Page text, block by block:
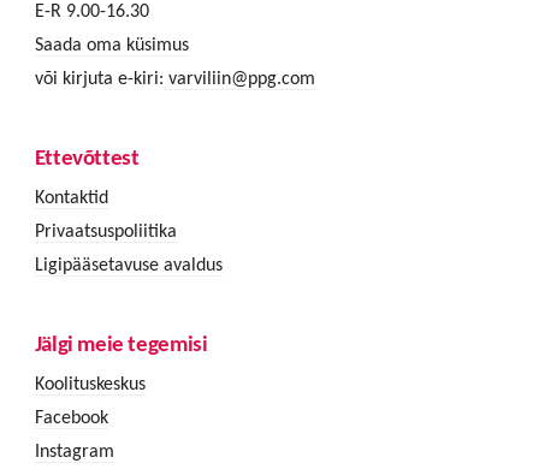
E-R 9.00-16.30
Saada oma küsimus
või kirjuta e-kiri: varviliin@ppg.com
Ettevõttest
Kontaktid
Privaatsuspoliitika
Ligipääsetavuse avaldus
Jälgi meie tegemisi
Koolituskeskus
Facebook
Instagram